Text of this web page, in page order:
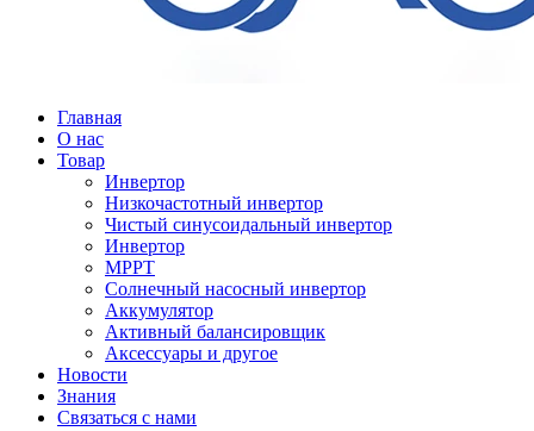
Главная
О нас
Товар
Инвертор
Низкочастотный инвертор
Чистый синусоидальный инвертор
Инвертор
MPPT
Солнечный насосный инвертор
Аккумулятор
Активный балансировщик
Аксессуары и другое
Новости
Знания
Связаться с нами